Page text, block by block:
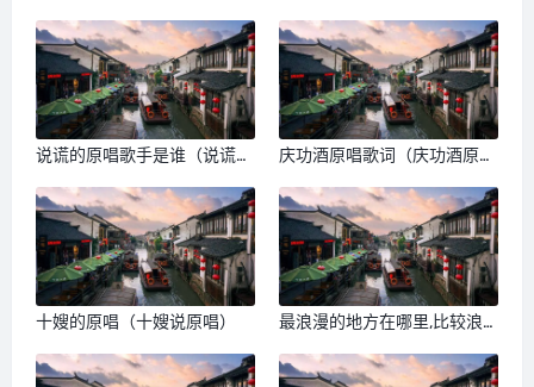
说谎的原唱歌手是谁（说谎的
庆功酒原唱歌词（庆功酒原
十嫂的原唱（十嫂说原唱）
最浪漫的地方在哪里,比较浪